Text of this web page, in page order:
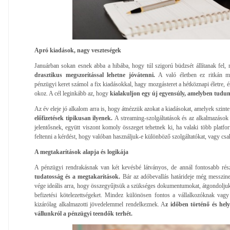
Apró kiadások, nagy veszteségek
Januárban sokan esnek abba a hibába, hogy túl szigorú büdzsét állítanak fel,
drasztikus megszorítással lehetne jóvátenni. A való életben ez ritkán
pénzügyi keret számol a fix kiadásokkal, hagy mozgásteret a hétköznapi életre,
okoz. A cél leginkább az, hogy kialakuljon egy új egyensúly, amelyben
Az év eleje jó alkalom arra is, hogy átnézzük azokat a kiadásokat, amelyek
előfizetések tipikusan ilyenek. A streaming-szolgáltatások és az
jelentősnek, együtt viszont komoly összeget tehetnek ki, ha valaki több
feltenni a kérdést, hogy valóban használjuk-e különböző szolgáltatókat, vagy
A megtakarítások alapja és logikája
A pénzügyi rendrakásnak van két kevésbé látványos, de annál fontosabb
tudatosság és a megtakarítások. Bár az adóbevallás határideje még
vége ideális arra, hogy összegyűjtsük a szükséges dokumentumokat,
befizetési kötelezettségeket. Mindez különösen fontos a vállalkozóknak
kizárólag alkalmazotti jövedelemmel rendelkeznek. Az időben történő és
vállunkról a pénzügyi teendők terhét.